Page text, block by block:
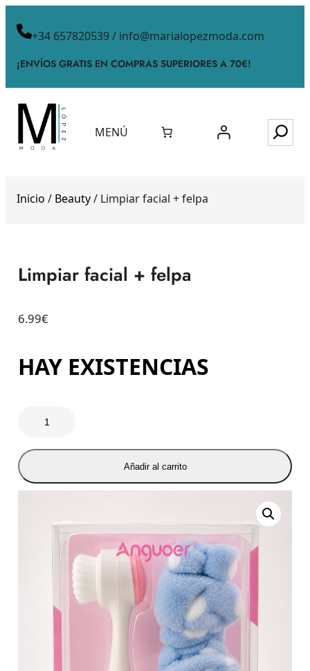
+34 657820539 / info@marialopezmoda.com
¡ENVÍOS GRATIS EN COMPRAS SUPERIORES A 70€!
MENÚ
Inicio / Beauty/ Limpiar facial + felpa
Limpiar facial + felpa
6.99€
HAY EXISTENCIAS
Añadir al carrito